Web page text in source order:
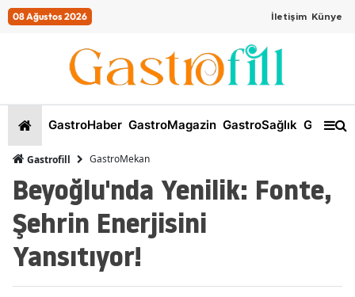
08 Ağustos 2026 İletişim Künye
GastroHaber GastroMagazin GastroSağlık
Gastrofill GastroMekan
Beyoğlu'nda Yenilik: Fonte,
Şehrin Enerjisini
Yansıtıyor!